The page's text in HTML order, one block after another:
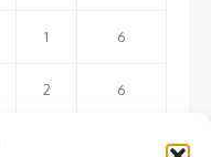
1 6
2 6